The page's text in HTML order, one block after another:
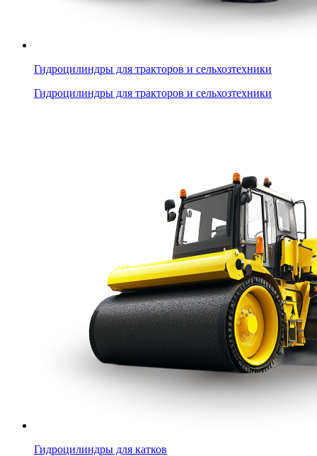
Гидроцилиндры для тракторов и сельхозтехники
Гидроцилиндры для тракторов и сельхозтехники
Гидроцилиндры для катков